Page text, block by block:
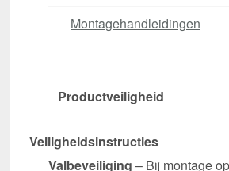
Montagehandleidingen
Productveiligheid
Veiligheidsinstructies
Valbeveiliging – Bij montage